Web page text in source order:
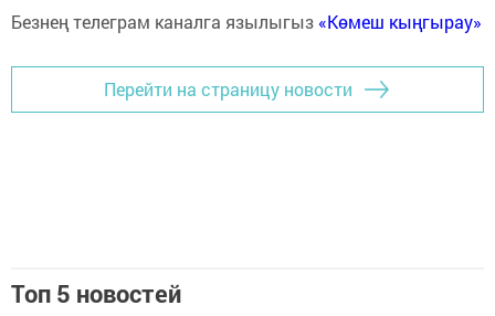
Безнең телеграм каналга язылыгыз «Көмеш кыңгырау»
Перейти на страницу новости
Топ 5 новостей